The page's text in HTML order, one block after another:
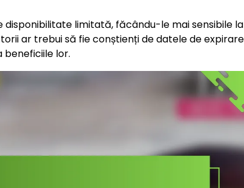
limitată, făcându-le mai sensibile la
ar trebui să fie conștienți de datele de expirare
lor.